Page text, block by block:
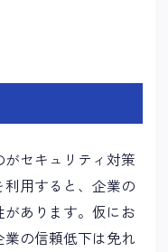
セキュリティ対策
用すると、企業の
あります。仮にお
の信頼低下は免れ